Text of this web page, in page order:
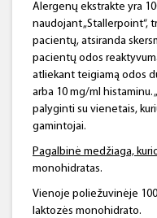
Alergenų ekstrakte yra
naudojant „Stallerpoint“,
pacientų, atsiranda
pacientų odos
atliekant teigiamą odos
arba 10 mg/ml histaminu.
palyginti su vienetais,
gamintojai.
Pagalbinė medžiaga,
monohidratas.
Vienoje poliežuvinėje
laktozės monohidrato.